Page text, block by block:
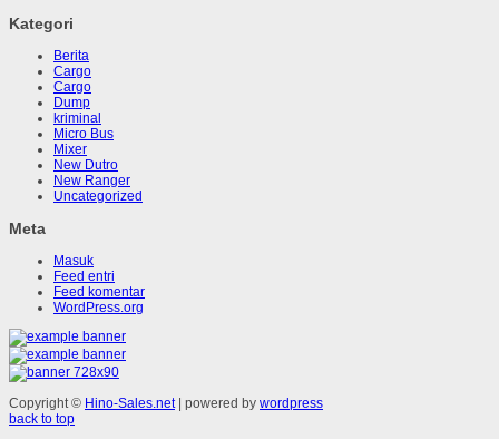
Kategori
Berita
Cargo
Cargo
Dump
kriminal
Micro Bus
Mixer
New Dutro
New Ranger
Uncategorized
Meta
Masuk
Feed entri
Feed komentar
WordPress.org
Copyright © Hino-Sales.net| powered by wordpress
back to top